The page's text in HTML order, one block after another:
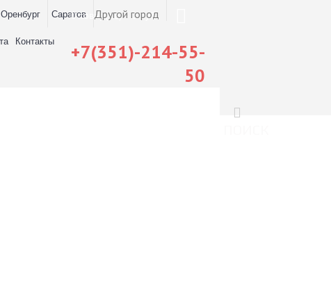
Оренбург Саратов Другой город
0 товар(ов) - 0 руб.
Контакты
+7(351)-214-55-
50